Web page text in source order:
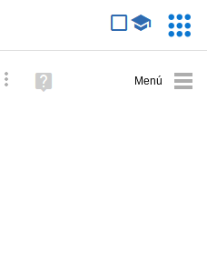
Búsqueda avanzada
Ayuda
(en